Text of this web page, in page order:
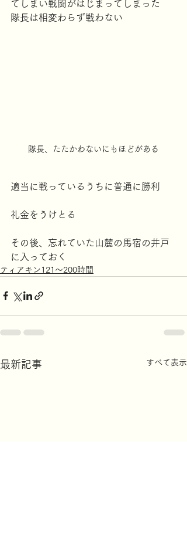
てしまい戦闘がはじまってしまった
隊長は相変わらず戦わない
隊長、たたかわないにもほどがある
適当に戦っているうちに普通に勝利
礼金をうけとる
その後、忘れていた山麓の馬宿の井戸
に入っておく
ティアキン121～200時間
最新記事 すべて表示